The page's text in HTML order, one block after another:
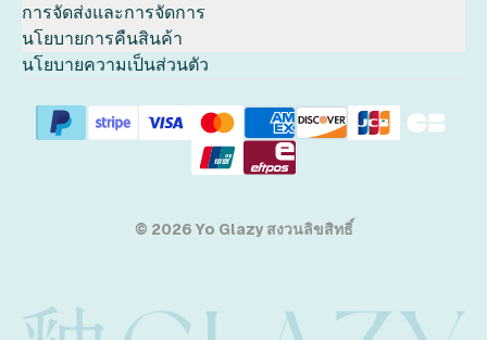
การจัดส่งและการจัดการ
นโยบายการคืนสินค้า
นโยบายความเป็นส่วนตัว
© 2026 Yo Glazy สงวนลิขสิทธิ์